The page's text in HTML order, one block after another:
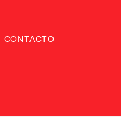
CONTACTO